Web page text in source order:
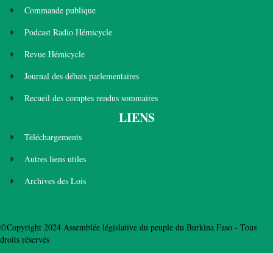
Commande publique
Podcast Radio Hémicycle
Revue Hémicycle
Journal des débats parlementaires
Recueil des comptes rendus sommaires
LIENS
Téléchargements
Autres liens utiles
Archives des Lois
©Copyright 2024 Assemblée législative du peuple du Burkina Faso - Tous
droits réservés